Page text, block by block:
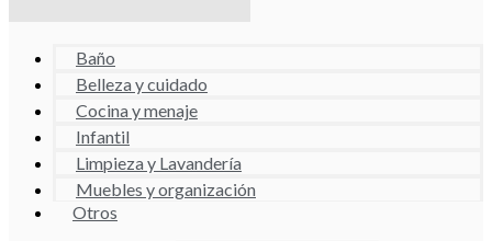
Baño
Belleza y cuidado
Cocina y menaje
Infantil
Limpieza y Lavandería
Muebles y organización
Otros